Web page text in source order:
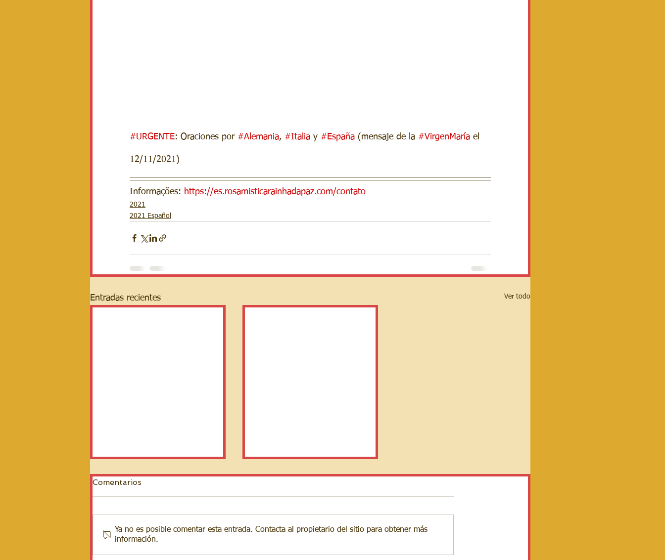
#URGENTE: Oraciones por #Alemania, #Italia y #España (mensaje de la #VirgenMaría el
12/11/2021)
Informações: https://es.rosamisticarainhadapaz.com/contato
2021
2021 Español
Entradas recientes Ver todo
Señora al Hno. Eduardo
Hno. Eduardo Ferreira
Comentarios
Ya no es posible comentar esta entrada. Contacta al propietario del sitio para obtener más
información.